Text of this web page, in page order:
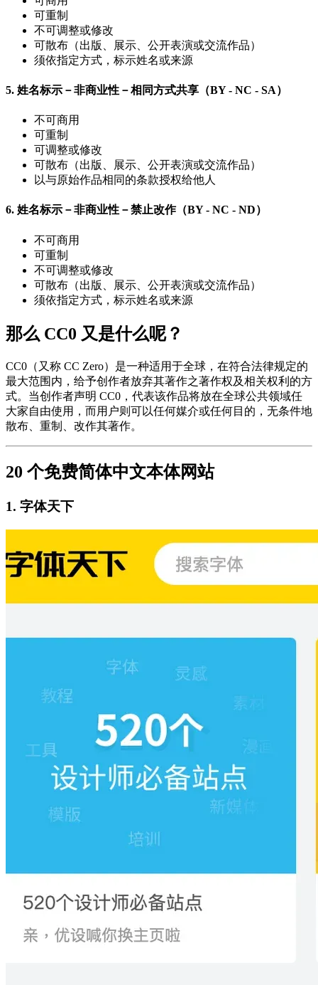
可重制
不可调整或修改
可散布（出版、展示、公开表演或交流作品）
须依指定方式，标示姓名或来源
5. 姓名标示－非商业性－相同方式共享（BY - NC - SA）
不可商用
可重制
可调整或修改
可散布（出版、展示、公开表演或交流作品）
以与原始作品相同的条款授权给他人
6. 姓名标示－非商业性－禁止改作（BY - NC - ND）
不可商用
可重制
不可调整或修改
可散布（出版、展示、公开表演或交流作品）
须依指定方式，标示姓名或来源
那么 CC0 又是什么呢？
CC0（又称 CC Zero）是一种适用于全球，在符合法律规定的
最大范围内，给予创作者放弃其著作之著作权及相关权利的方
式。当创作者声明 CC0，代表该作品将放在全球公共领域任
大家自由使用，而用户则可以任何媒介或任何目的，无条件地
散布、重制、改作其著作。
20 个免费简体中文本体网站
1. 字体天下